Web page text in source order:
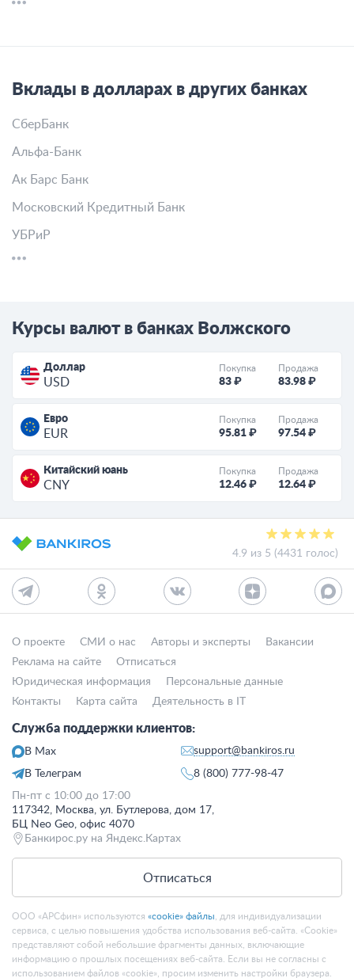
Вклады в долларах в других банках
СберБанк
Альфа-Банк
Ак Барс Банк
Московский Кредитный Банк
УБРиР
Курсы валют в банках Волжского
Доллар
USD
Покупка
83 ₽
Продажа
83.98 ₽
Евро
EUR
Покупка
95.81 ₽
Продажа
97.54 ₽
Китайский юань
CNY
Покупка
12.46 ₽
Продажа
12.64 ₽
4.9 из 5 (4431 голос)
О проекте СМИ о нас Авторы и эксперты
Вакансии
Реклама на сайте
Отписаться
Юридическая информация
Персональные данные
Контакты
Карта сайта Деятельность в IT
Служба поддержки клиентов:
В Max
В Телеграм
support@bankiros.ru
8 (800) 777-98-47
Пн-пт с 10:00 до 17:00
117342, Москва, ул. Бутлерова, дом 17,
БЦ Neo Geo, офис 4070
Банкирос.ру на Яндекс.Картах
Отписаться
ООО «АРСфин» используются «cookie» файлы , для индивидуализации
сервиса, с целью повышения удобства использования веб-сайта. «Cookie»
представляют собой небольшие фрагменты данных, включающие
информацию о прошлых посещениях веб-сайта. Если вы не согласны с
использованием файлов «cookie», просим изменить настройки браузера.